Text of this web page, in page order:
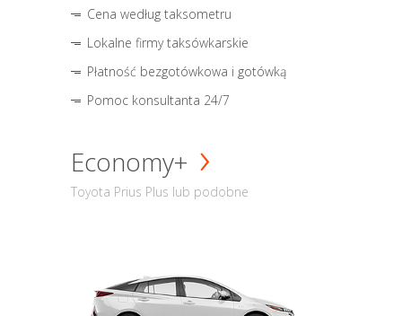
Cena według taksometru
Lokalne firmy taksówkarskie
Płatność bezgotówkowa i gotówką
Pomoc konsultanta 24/7
Economy+
Toyota Prius Plus lub podobne